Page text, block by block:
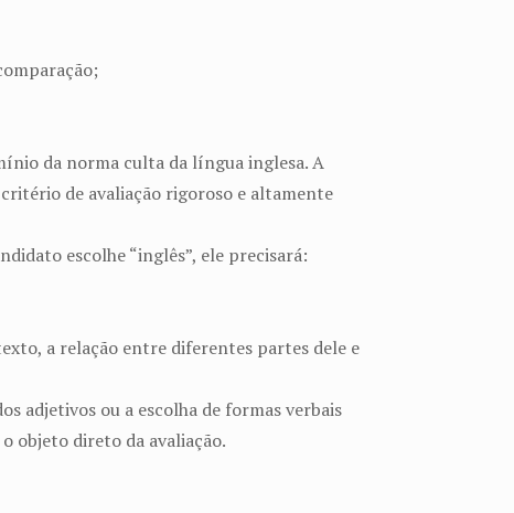
da norma culta da língua inglesa. A
de avaliação rigoroso e altamente
escolhe “inglês”, ele precisará:
a relação entre diferentes partes dele e
adjetivos ou a escolha de formas verbais
objeto direto da avaliação.